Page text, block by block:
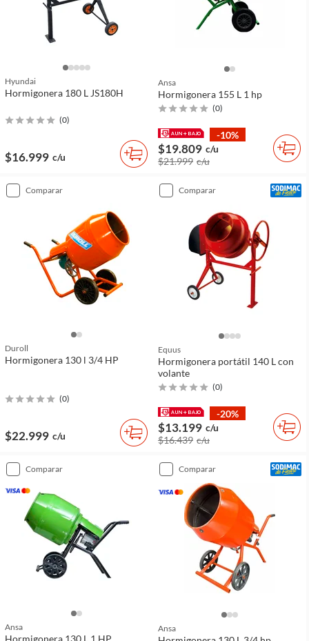
Hyundai
Hormigonera 180 L JS180H
(0)
$16.999 c/u
Ansa
Hormigonera 155 L 1 hp
(0)
-10%
$19.809 c/u
$21.999 c/u
comparar
Duroll
Hormigonera 130 l 3/4 HP
(0)
$22.999 c/u
comparar
Equus
Hormigonera portátil 140 L con
volante
(0)
-20%
$13.199 c/u
$16.439 c/u
comparar
Ansa
Hormigonera 130 L 1 HP
comparar
Ansa